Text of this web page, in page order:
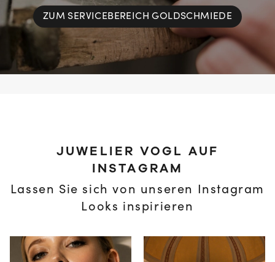
ZUM SERVICEBEREICH GOLDSCHMIEDE
JUWELIER VOGL AUF
INSTAGRAM
Lassen Sie sich von unseren Instagram
Looks inspirieren